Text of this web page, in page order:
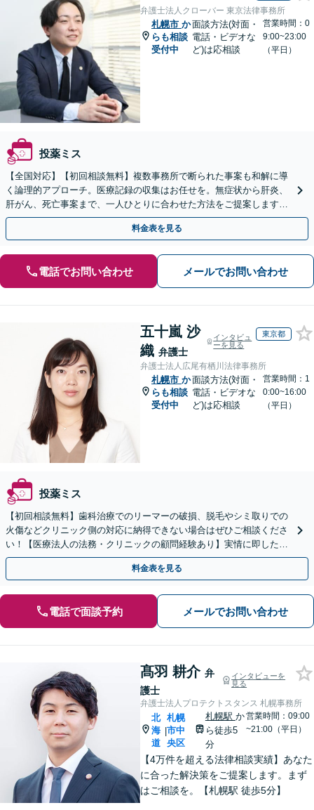
弁護士法人クローバー 東京法律事務所
札幌市 か
らも相談
受付中
面談方法(対面・
電話・ビデオな
ど)は応相談
営業時間：0
9:00~23:00
（平日）
投薬ミス
【全国対応】【初回相談無料】複数事務所で断られた事案も和解に導
く論理的アプローチ。医療記録の収集はお任せを。無症状から肝炎、
肝がん、死亡事案まで、一人ひとりに合わせた方法をご提案します。
手続きの負担を減らし、権利を守ります。
料金表を見る
電話でお問い合わせ メールでお問い合わせ
五十嵐 沙
織 弁護士
インタビュ
ーを見る
東京都
弁護士法人広尾有栖川法律事務所
札幌市 か
らも相談
受付中
面談方法(対面・
電話・ビデオな
ど)は応相談
営業時間：1
0:00~16:00
（平日）
投薬ミス
【初回相談無料】歯科治療でのリーマーの破損、脱毛やシミ取りでの
火傷などクリニック側の対応に納得できない場合はぜひご相談くださ
い！【医療法人の法務・クリニックの顧問経験あり】実情に即したア
ドバイスで、納得のできるトラブルの解決を目指します。
料金表を見る
電話で面談予約 メールでお問い合わせ
髙羽 耕介 弁
護士
インタビューを
見る
弁護士法人プロテクトスタンス 札幌事務所
北
海
道
|
札幌
市中
央区
札幌駅 か
ら徒歩5
分
営業時間：09:00
~21:00（平日）
【4万件を超える法律相談実績】あなた
に合った解決策をご提案します。まず
はご相談を。【札幌駅 徒歩5分】